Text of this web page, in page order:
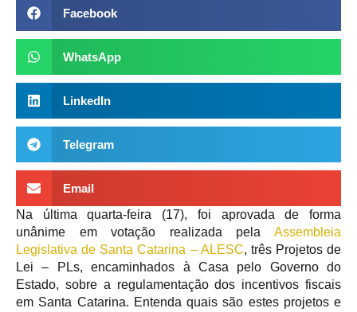
Facebook
WhatsApp
LinkedIn
Telegram
Email
Na última quarta-feira (17), foi aprovada de forma
unânime em votação realizada pela Assembleia
Legislativa de Santa Catarina – ALESC, três Projetos de
Lei – PLs, encaminhados à Casa pelo Governo do
Estado, sobre a regulamentação dos incentivos fiscais
em Santa Catarina. Entenda quais são estes projetos e